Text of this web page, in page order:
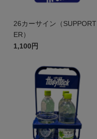
26カーサイン（SUPPORT
ER）
1,100円